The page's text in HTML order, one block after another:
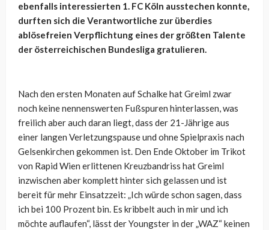
ebenfalls interessierten 1. FC Köln ausstechen konnte,
durften sich die Verantwortliche zur überdies
ablösefreien Verpflichtung eines der größten Talente
der österreichischen Bundesliga gratulieren.
Nach den ersten Monaten auf Schalke hat Greiml zwar
noch keine nennenswerten Fußspuren hinterlassen, was
freilich aber auch daran liegt, dass der 21-Jährige aus
einer langen Verletzungspause und ohne Spielpraxis nach
Gelsenkirchen gekommen ist. Den Ende Oktober im Trikot
von Rapid Wien erlittenen Kreuzbandriss hat Greiml
inzwischen aber komplett hinter sich gelassen und ist
bereit für mehr Einsatzzeit: „Ich würde schon sagen, dass
ich bei 100 Prozent bin. Es kribbelt auch in mir und ich
möchte auflaufen“, lässt der Youngster in der „WAZ“ keinen